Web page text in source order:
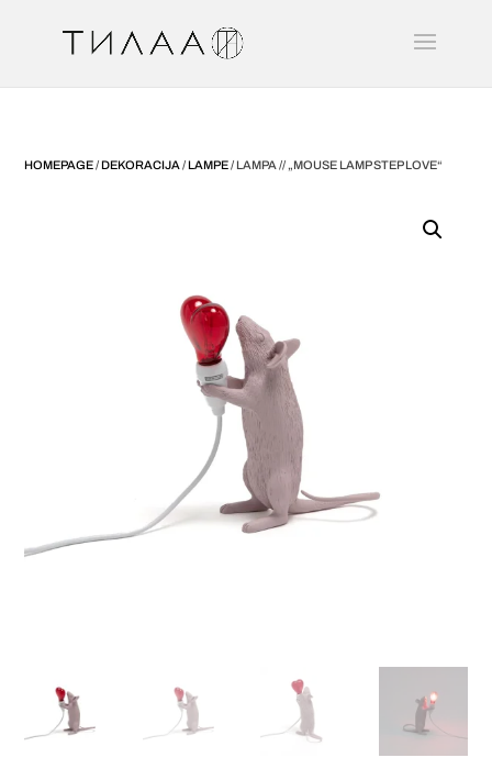
HOMEPAGE/DEKORACIJA /LAMPE/ LAMPA // „MOUSE LAMP STEP LOVE“